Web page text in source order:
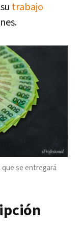
trabajo
que se entregará